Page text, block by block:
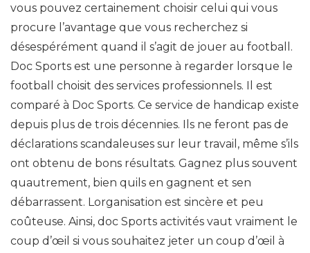
vous pouvez certainement choisir celui qui vous
procure l’avantage que vous recherchez si
désespérément quand il s’agit de jouer au football.
Doc Sports est une personne à regarder lorsque le
football choisit des services professionnels. Il est
comparé à Doc Sports. Ce service de handicap existe
depuis plus de trois décennies. Ils ne feront pas de
déclarations scandaleuses sur leur travail, même s’ils
ont obtenu de bons résultats. Gagnez plus souvent
quautrement, bien quils en gagnent et sen
débarrassent. Lorganisation est sincère et peu
coûteuse. Ainsi, doc Sports activités vaut vraiment le
coup d’œil si vous souhaitez jeter un coup d’œil à